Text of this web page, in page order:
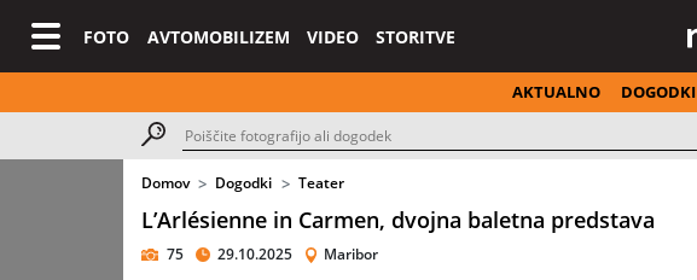
FOTO AVTOMOBILIZEM VIDEO STORITVE
AKTUALNO DOGODKI
Domov Dogodki Teater
L’Arlésienne in Carmen, dvojna baletna predstava
75 29.10.2025 Maribor